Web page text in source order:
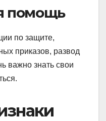
помощь
по защите,
приказов, развод
важно знать свои